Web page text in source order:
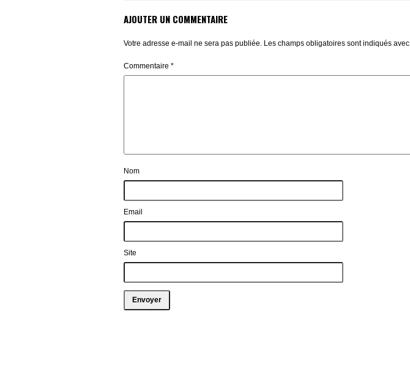
AJOUTER UN COMMENTAIRE
Votre adresse e-mail ne sera pas publiée. Les champs obligatoires sont indiqués avec
Commentaire *
Nom
Email
Site